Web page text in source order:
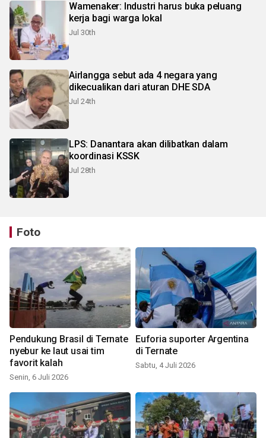
Wamenaker: Industri harus buka peluang
kerja bagi warga lokal
Jul 30th
Airlangga sebut ada 4 negara yang
dikecualikan dari aturan DHE SDA
Jul 24th
LPS: Danantara akan dilibatkan dalam
koordinasi KSSK
Jul 28th
Foto
Pendukung Brasil di Ternate
nyebur ke laut usai tim
favorit kalah
Senin, 6 Juli 2026
Euforia suporter Argentina
di Ternate
Sabtu, 4 Juli 2026